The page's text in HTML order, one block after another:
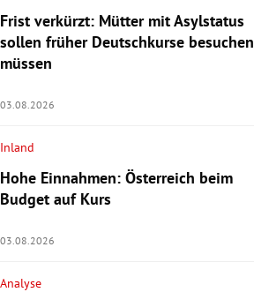
Frist verkürzt: Mütter mit Asylstatus
sollen früher Deutschkurse besuchen
müssen
03.08.2026
Inland
Hohe Einnahmen: Österreich beim
Budget auf Kurs
03.08.2026
Analyse